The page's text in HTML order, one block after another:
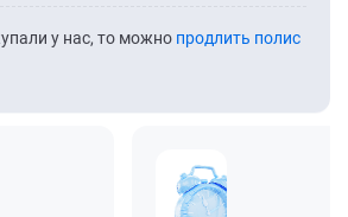
у нас, то можно продлить полис